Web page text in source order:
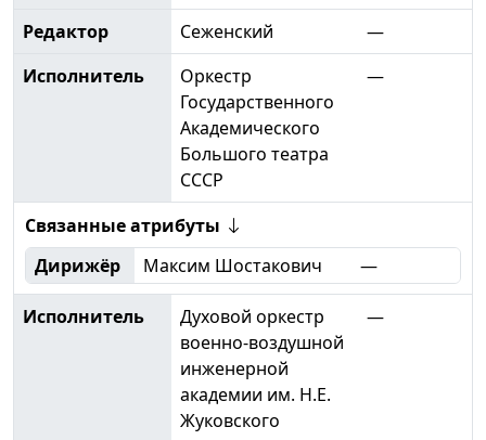
Редактор
Сеженский
—
Исполнитель
Оркестр
Государственного
Академического
Большого театра
СССР
—
Связанные атрибуты
Дирижёр
Максим Шостакович —
Исполнитель
Духовой оркестр
военно-воздушной
инженерной
академии им. Н.Е.
Жуковского
—